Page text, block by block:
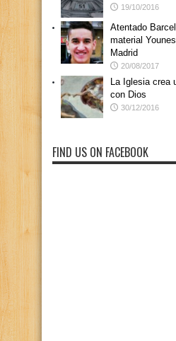
19/10/2016
Atentado
material
Madrid
20/08/2017
La Iglesia crea
con Dios
30/12/2016
FIND US ON FACEBOOK